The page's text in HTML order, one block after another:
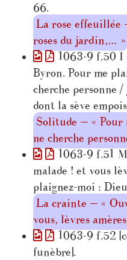
66.
La rose effeuillée
roses du jardin,… »
1063-9 f.50 I
Byron. Pour me
cherche personne
dont la sève
Solitude — « Pour
ne cherche
1063-9 f.51
malade ! et vous
plaignez-moi :
La crainte — «
vous, lèvres
1063-9 f.52
funèbre].